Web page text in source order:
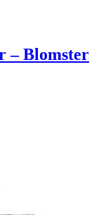
– Blomster